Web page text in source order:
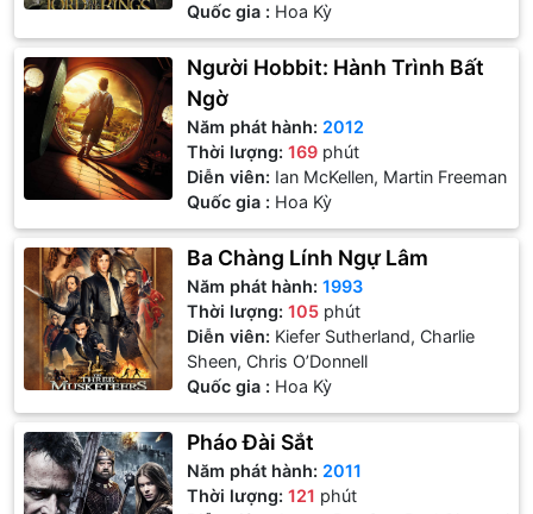
Quốc gia : Hoa Kỳ
Người Hobbit: Hành Trình Bất
Ngờ
Năm phát hành: 2012
Thời lượng:169 phút
Diễn viên: Ian McKellen, Martin Freeman
Quốc gia : Hoa Kỳ
Ba Chàng Lính Ngự Lâm
Năm phát hành:1993
Thời lượng:105 phút
Diễn viên: Kiefer Sutherland, Charlie
Sheen, Chris O’Donnell
Quốc gia : Hoa Kỳ
Pháo Đài Sắt
Năm phát hành: 2011
Thời lượng:121 phút